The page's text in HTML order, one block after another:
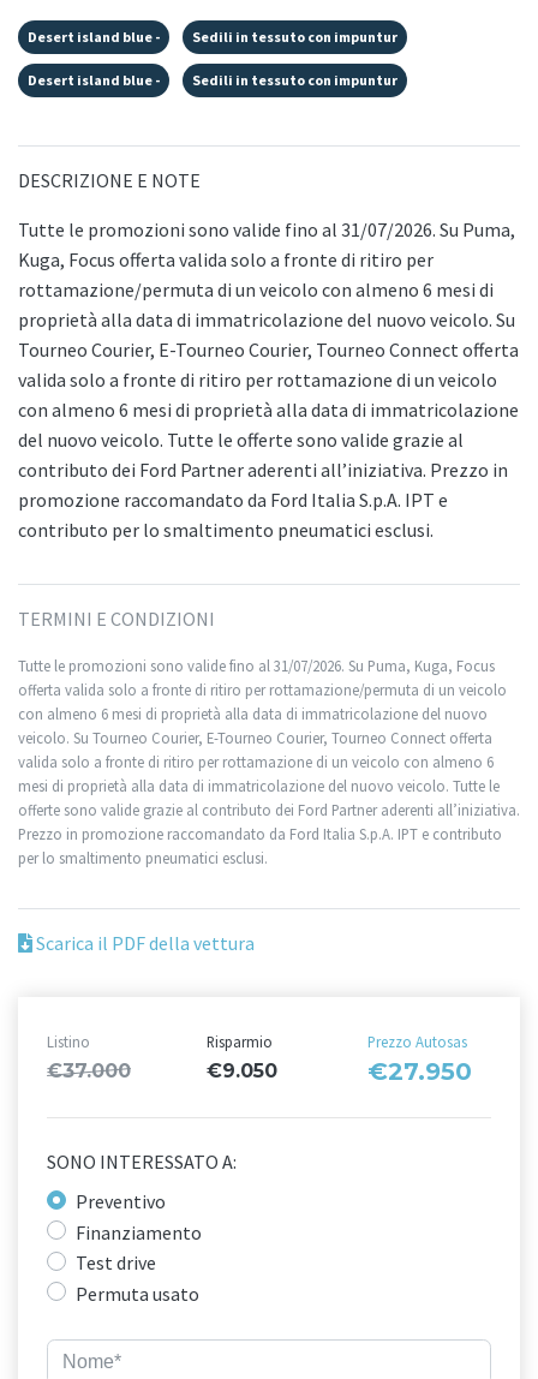
Desert island blue - Sedili in tessuto con impuntur
Desert island blue - Sedili in tessuto con impuntur
DESCRIZIONE E NOTE
Tutte le promozioni sono valide fino al 31/07/2026. Su Puma,
Kuga, Focus offerta valida solo a fronte di ritiro per
rottamazione/permuta di un veicolo con almeno 6 mesi di
proprietà alla data di immatricolazione del nuovo veicolo. Su
Tourneo Courier, E-Tourneo Courier, Tourneo Connect offerta
valida solo a fronte di ritiro per rottamazione di un veicolo
con almeno 6 mesi di proprietà alla data di immatricolazione
del nuovo veicolo. Tutte le offerte sono valide grazie al
contributo dei Ford Partner aderenti all’iniziativa. Prezzo in
promozione raccomandato da Ford Italia S.p.A. IPT e
contributo per lo smaltimento pneumatici esclusi.
TERMINI E CONDIZIONI
Tutte le promozioni sono valide fino al 31/07/2026. Su Puma, Kuga, Focus
offerta valida solo a fronte di ritiro per rottamazione/permuta di un veicolo
con almeno 6 mesi di proprietà alla data di immatricolazione del nuovo
veicolo. Su Tourneo Courier, E-Tourneo Courier, Tourneo Connect offerta
valida solo a fronte di ritiro per rottamazione di un veicolo con almeno 6
mesi di proprietà alla data di immatricolazione del nuovo veicolo. Tutte le
offerte sono valide grazie al contributo dei Ford Partner aderenti all’iniziativa.
Prezzo in promozione raccomandato da Ford Italia S.p.A. IPT e contributo
per lo smaltimento pneumatici esclusi.
Scarica il PDF della vettura
Listino
€37.000
Risparmio
€9.050
Prezzo Autosas
€27.950
SONO INTERESSATO A:
Preventivo
Finanziamento
Test drive
Permuta usato